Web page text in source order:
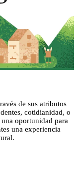
de sus atributos
cotidianidad, o
oportunidad para
una experiencia